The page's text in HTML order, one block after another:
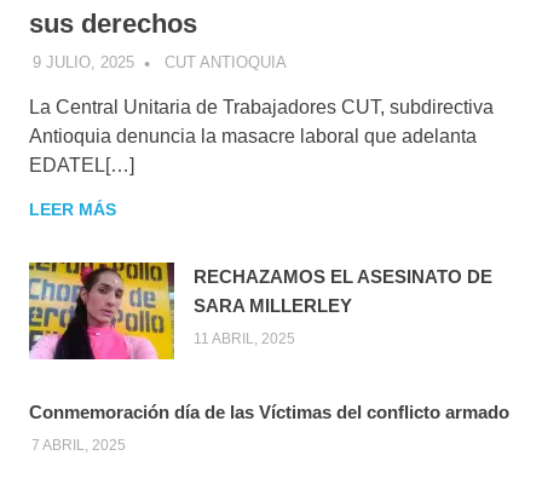
sus derechos
9 JULIO, 2025 CUT ANTIOQUIA
La Central Unitaria de Trabajadores CUT, subdirectiva
Antioquia denuncia la masacre laboral que adelanta
EDATEL[…]
LEER MÁS
RECHAZAMOS EL ASESINATO DE
SARA MILLERLEY
11 ABRIL, 2025
Conmemoración día de las Víctimas del conflicto armado
7 ABRIL, 2025